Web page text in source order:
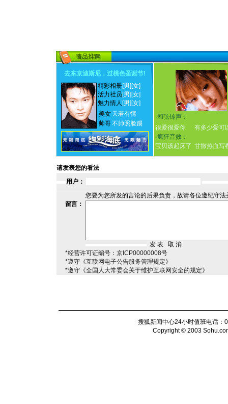
去东京迪斯尼，过桃色圣诞节!
精彩相册[男] [女]
活力社员 [男] [女]
魅力情人 [男] [女]
美女 天若有情
帅哥不帅照脸踢
·和弦铃声：
很爱很爱你
有多少爱可
·疯狂音效：
宝贝该起床了 甘撒热血写
请发表您的看法
用户：
您要为您所发的言论的后果负责，故请各位遵纪守
留言：
*经营许可证编号：京ICP00000008号
*遵守《互联网电子公告服务管理规定》
*遵守《全国人大常委会关于维护互联网安全的规定》
搜狐新闻中心24小时值班电话
Copyright © 2003